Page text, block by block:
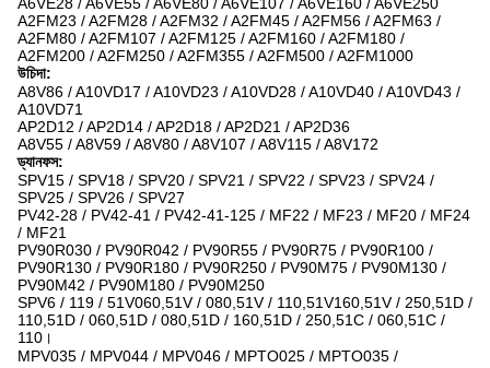
A2FM23 / A2FM28 / A2FM32 / A2FM45 / A2FM56 / A2FM63 /
A2FM80 / A2FM107 / A2FM125 / A2FM160 / A2FM180 /
A2FM200 / A2FM250 / A2FM355 / A2FM500 / A2FM1000
উচিদা:
A8V86 / A10VD17 / A10VD23 / A10VD28 / A10VD40 / A10VD43 /
A10VD71
AP2D12 / AP2D14 / AP2D18 / AP2D21 / AP2D36
A8V55 / A8V59 / A8V80 / A8V107 / A8V115 / A8V172
ড্যানফস:
SPV15 / SPV18 / SPV20 / SPV21 / SPV22 / SPV23 / SPV24 /
SPV25 / SPV26 / SPV27
PV42-28 / PV42-41 / PV42-41-125 / MF22 / MF23 / MF20 / MF24
/ MF21
PV90R030 / PV90R042 / PV90R55 / PV90R75 / PV90R100 /
PV90R130 / PV90R180 / PV90R250 / PV90M75 / PV90M130 /
PV90M42 / PV90M180 / PV90M250
SPV6 / 119 / 51V060,51V / 080,51V / 110,51V160,51V / 250,51D /
110,51D / 060,51D / 080,51D / 160,51D / 250,51C / 060,51C /
110।
MPV035 / MPV044 / MPV046 / MPTO025 / MPTO035 /